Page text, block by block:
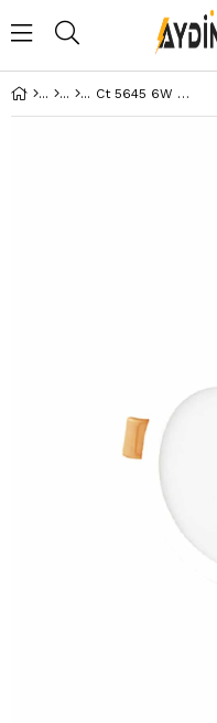
Ct 5645 6W Plus Led Panel Armatür Beyaz 6400K